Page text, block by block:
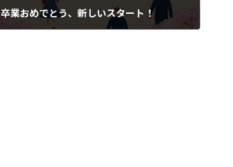
卒業おめでとう、新しいスタート！